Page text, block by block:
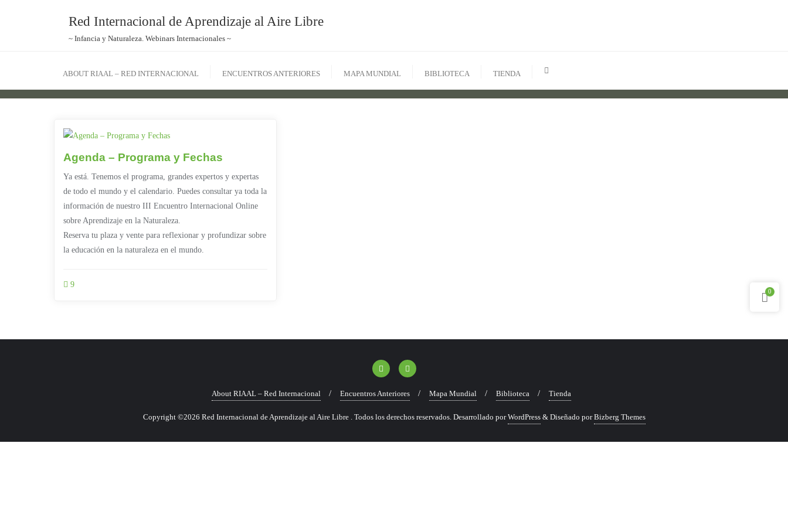
Red Internacional de Aprendizaje al Aire Libre
~ Infancia y Naturaleza. Webinars Internacionales ~
ABOUT RIAAL – RED INTERNACIONAL ENCUENTROS ANTERIORES MAPA MUNDIAL BIBLIOTECA TIENDA
Agenda – Programa y Fechas
Ya está. Tenemos el programa, grandes expertos y expertas
de todo el mundo y el calendario. Puedes consultar ya toda la
información de nuestro III Encuentro Internacional Online
sobre Aprendizaje en la Naturaleza.
Reserva tu plaza y vente para reflexionar y profundizar sobre
la educación en la naturaleza en el mundo.
9
About RIAAL – Red Internacional Encuentros Anteriores Mapa Mundial Biblioteca Tienda
Copyright ©2026 Red Internacional de Aprendizaje al Aire Libre . Todos los derechos reservados. Desarrollado porWordPress & Diseñado porBizberg Themes
0